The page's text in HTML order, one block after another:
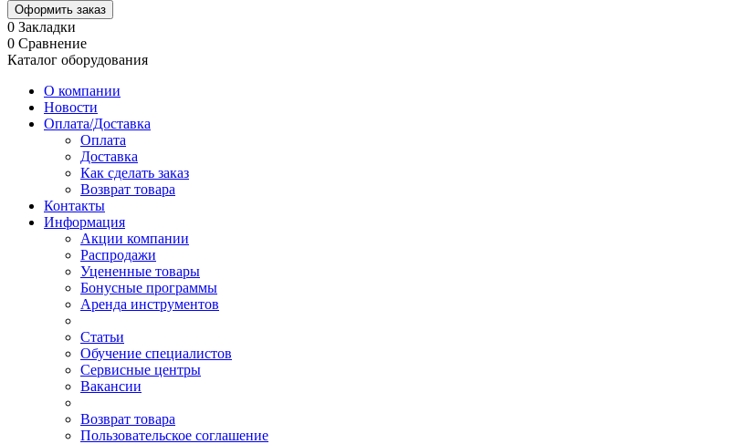
Оформить заказ
0 Закладки
0 Сравнение
Каталог оборудования
О компании
Новости
Оплата/Доставка
Оплата
Доставка
Как сделать заказ
Возврат товара
Контакты
Информация
Акции компании
Распродажи
Уцененные товары
Бонусные программы
Аренда инструментов
Статьи
Обучение специалистов
Сервисные центры
Вакансии
Возврат товара
Пользовательское соглашение